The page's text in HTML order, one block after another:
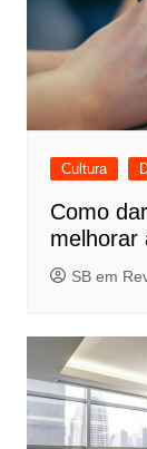
Cultura
Como
melhorar
SB em